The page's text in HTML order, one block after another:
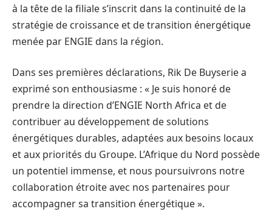
à la tête de la filiale s’inscrit dans la continuité de la
stratégie de croissance et de transition énergétique
menée par ENGIE dans la région.
Dans ses premières déclarations, Rik De Buyserie a
exprimé son enthousiasme : « Je suis honoré de
prendre la direction d’ENGIE North Africa et de
contribuer au développement de solutions
énergétiques durables, adaptées aux besoins locaux
et aux priorités du Groupe. L’Afrique du Nord possède
un potentiel immense, et nous poursuivrons notre
collaboration étroite avec nos partenaires pour
accompagner sa transition énergétique ».